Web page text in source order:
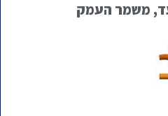
משמר העמק